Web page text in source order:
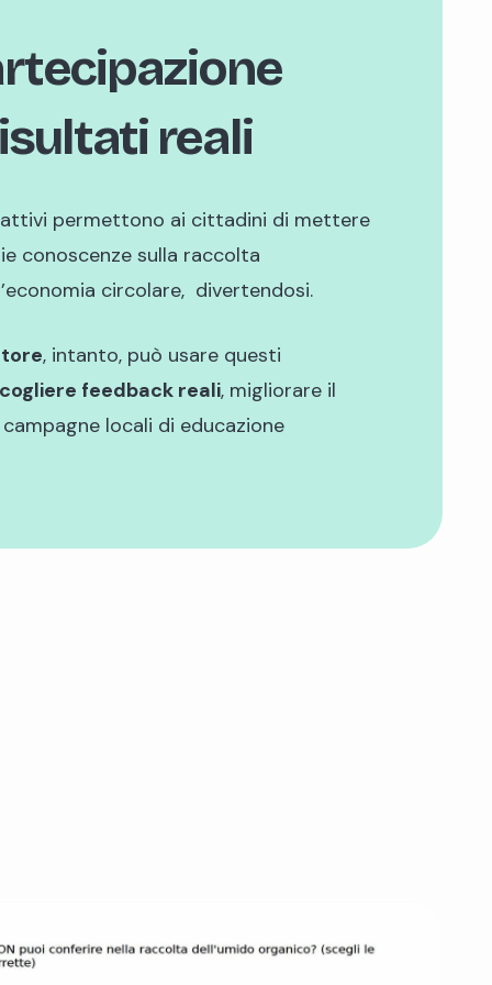
reali
permettono ai cittadini di mettere
conoscenze sulla raccolta
circolare, divertendosi.
, intanto, può usare questi
feedback reali, migliorare il
locali di educazione